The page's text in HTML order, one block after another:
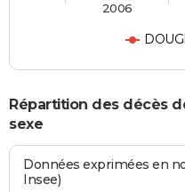
2006
Répartition des décès
sexe
Données exprimées en
Insee)